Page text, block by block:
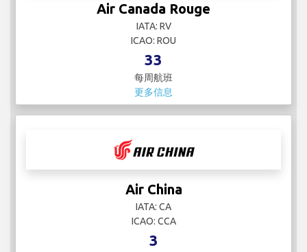
Air Canada Rouge
IATA: RV
ICAO: ROU
33
每周航班
更多信息
Air China
IATA: CA
ICAO: CCA
3